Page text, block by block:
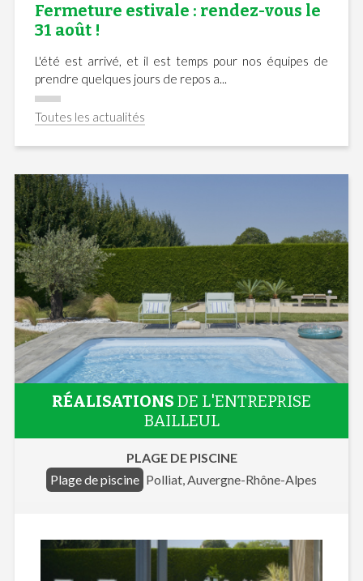
Fermeture estivale : rendez-vous le
31 août !
L'été est arrivé, et il est temps pour nos équipes de
prendre quelques jours de repos a...
Toutes les actualités
RÉALISATIONS DE L'ENTREPRISE
BAILLEUL
PLAGE DE PISCINE
Plage de piscine Polliat, Auvergne-Rhône-Alpes